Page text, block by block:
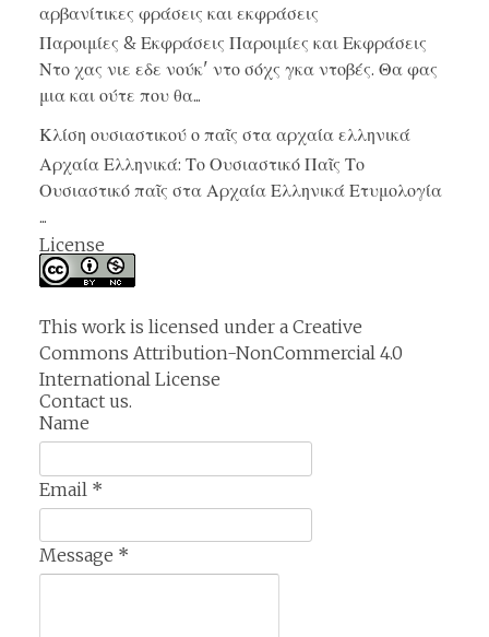
αρβανίτικες φράσεις και εκφράσεις
Παροιμίες & Εκφράσεις Παροιμίες και Εκφράσεις
Ντο χας νιε εδε νούκ' ντο σόχς γκα ντοβές. Θα φας
μια και ούτε που θα...
Κλίση ουσιαστικού ο παῖς στα αρχαία ελληνικά
Αρχαία Ελληνικά: Το Ουσιαστικό Παῖς Το
Ουσιαστικό παῖς στα Αρχαία Ελληνικά Ετυμολογία
...
License
This work is licensed under a Creative
Commons Attribution-NonCommercial 4.0
International License
Contact us.
Name
Email *
Message *